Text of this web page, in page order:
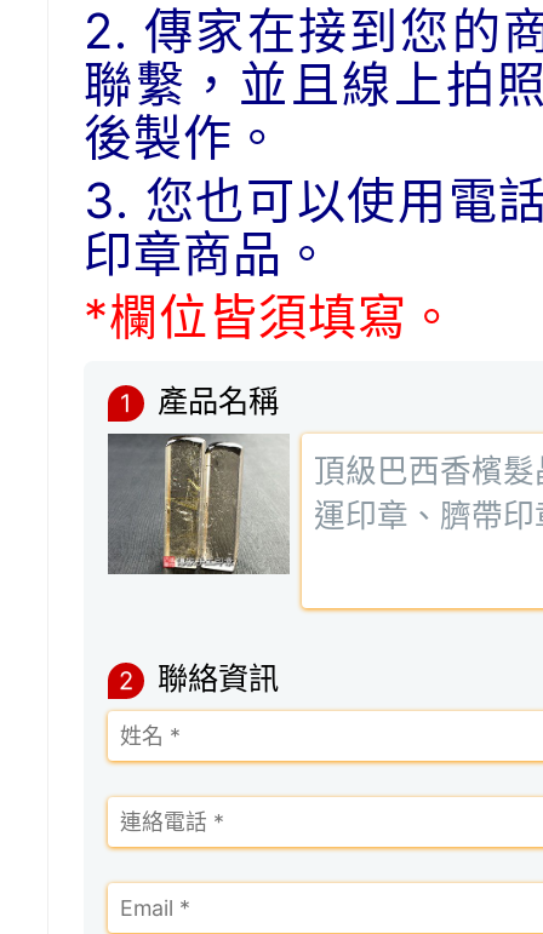
2. 傳家在接到您的
聯繫，並且線上拍
後製作。
3. 您也可以使用電
印章商品。
*欄位皆須填寫。
1 產品名稱
2 聯絡資訊